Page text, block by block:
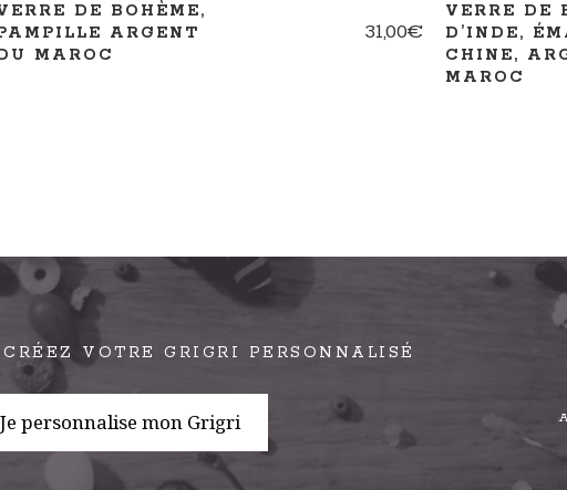
DE BOHÈME,
ARGENT
MAROC
31,00€
VERRE DE
D’INDE,
CHINE,
MAROC
CRÉEZ VOTRE GRIGRI PERSONNALISÉ
Je personnalise mon Grigri